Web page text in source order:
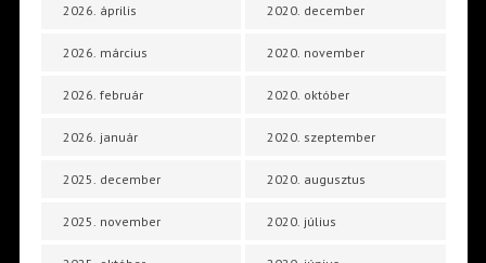
2026. április
2026. március
2026. február
2026. január
2025. december
2025. november
2020. december
2020. november
2020. október
2020. szeptember
2020. augusztus
2020. július